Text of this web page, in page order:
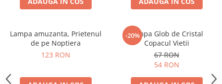
Lampa amuzanta, Prietenul
de pe Noptiera
123 RON
-20%
Lampa Glob de Cristal
Copacul Vietii
67 RON
54 RON